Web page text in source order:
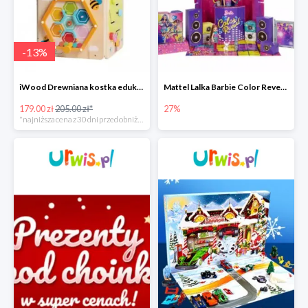
-13%
iWood Drewniana kostka edukacyjna przeplatanka Pszczółka
179.00 zł205.00 zł*
*najniższa cena z 30 dni przed obniżką
Mattel Lalka Barbie Color Reveal Impreza Duży zestaw -27%
27%